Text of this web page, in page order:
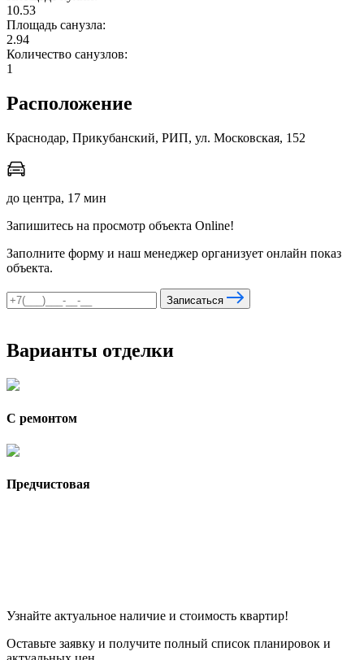
10.53
Площадь санузла:
2.94
Количество санузлов:
1
Расположение
Краснодар, Прикубанский, РИП, ул. Московская, 152
до центра, 17 мин
Запишитесь на просмотр объекта Online!
Заполните форму и наш менеджер организует онлайн показ
объекта.
Записаться
Варианты отделки
С ремонтом
Предчистовая
Узнайте актуальное наличие и стоимость квартир!
Оставьте заявку и получите полный список планировок и